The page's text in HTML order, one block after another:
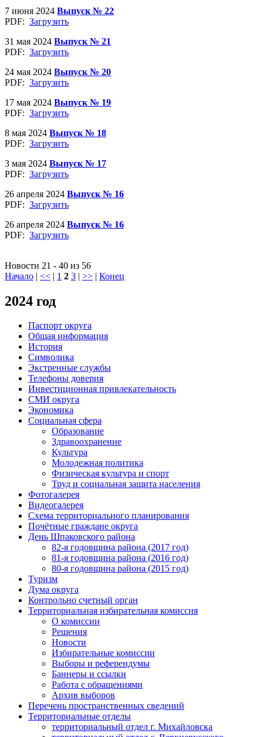
7 июня 2024 Выпуск № 22
PDF: Загрузить
31 мая 2024 Выпуск № 21
PDF: Загрузить
24 мая 2024 Выпуск № 20
PDF: Загрузить
17 мая 2024 Выпуск № 19
PDF: Загрузить
8 мая 2024 Выпуск № 18
PDF: Загрузить
3 мая 2024 Выпуск № 17
PDF: Загрузить
26 апреля 2024 Выпуск № 16
PDF: Загрузить
26 апреля 2024 Выпуск № 16
PDF: Загрузить
Новости 21 - 40 из 56
Начало | << | 1 2 3 | >> | Конец
2024 год
Паспорт округа
Общая информация
История
Символика
Экстренные службы
Телефоны доверия
Инвестиционная привлекательность
СМИ округа
Экономика
Социальная сфера
Образование
Здравоохранение
Культура
Молодежная политика
Физическая культура и спорт
Труд и социальная защита населения
Фотогалерея
Видеогалерея
Схема территориального планирования
Почётные граждане округа
День Шпаковского района
82-я годовщина района (2017 год)
81-я годовщина района (2016 год)
80-я годовщина района (2015 год)
Туризм
Дума округа
Контрольно счетный орган
Территориальная избирательная комиссия
О комиссии
Решения
Новости
Избирательные комиссии
Выборы и референдумы
Баннеры и ссылки
Работа с обращениями
Архив выборов
Перечень пространственных сведений
Территориальные отделы
территориальный отдел г. Михайловска